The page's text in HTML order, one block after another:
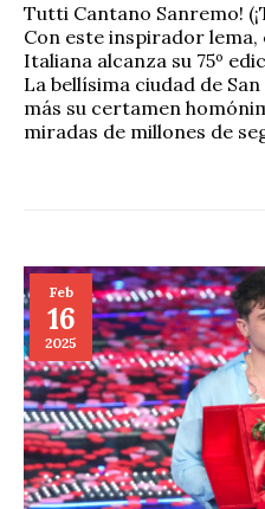
Tutti Cantano Sanremo!
Con este inspirador lema,
Italiana alcanza su 75º
La bellísima ciudad de
más su certamen
miradas de millones de
Feb
16
2025